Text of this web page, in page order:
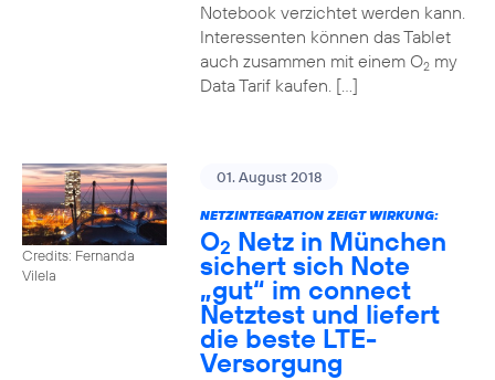
Notebook verzichtet werden kann.
Interessenten können das Tablet
auch zusammen mit einem O2my
Data Tarif kaufen. […]
Credits: Fernanda
Vilela
01. August 2018
NETZINTEGRATION ZEIGT WIRKUNG:
O2 Netz in München
sichert sich Note
„gut“ im connect
Netztest und liefert
die beste LTE-
Versorgung